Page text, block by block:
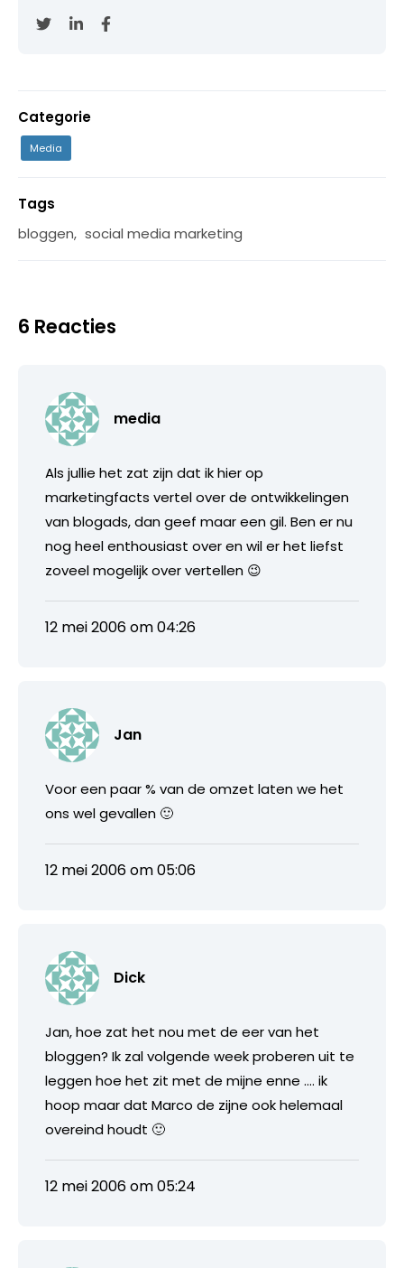
Categorie
Media
Tags
bloggen, social media marketing
6 Reacties
media
Als jullie het zat zijn dat ik hier op
marketingfacts vertel over de ontwikkelingen
van blogads, dan geef maar een gil. Ben er nu
nog heel enthousiast over en wil er het liefst
zoveel mogelijk over vertellen 😉
12 mei 2006 om 04:26
Jan
Voor een paar % van de omzet laten we het
ons wel gevallen 🙂
12 mei 2006 om 05:06
Dick
Jan, hoe zat het nou met de eer van het
bloggen? Ik zal volgende week proberen uit te
leggen hoe het zit met de mijne enne …. ik
hoop maar dat Marco de zijne ook helemaal
overeind houdt 🙂
12 mei 2006 om 05:24